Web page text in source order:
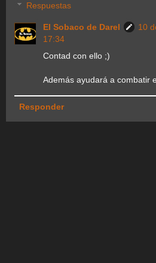
Respuestas
El Sobaco de Darel
10
17:34
Contad con ello ;)
Además ayudará a combatir
Responder